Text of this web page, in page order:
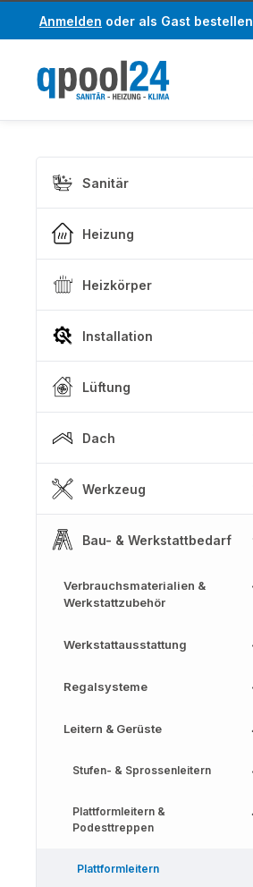
Hauptinhalt springen
Zur Suche springen
Anmelden oder als Gast bestellen
Sanitär
Heizung
Heizkörper
Installation
Lüftung
Dach
Werkzeug
Bau- & Werkstattbedarf
Verbrauchsmaterialien &
Werkstattzubehör
Werkstattausstattung
Regalsysteme
Leitern & Gerüste
Stufen- & Sprossenleitern
Plattformleitern &
Podesttreppen
Plattformleitern